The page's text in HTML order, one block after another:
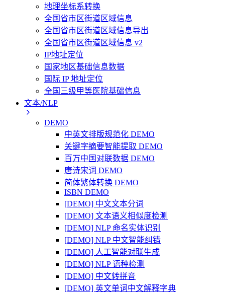
地理坐标系转换
全国省市区街道区域信息
全国省市区街道区域信息导出
全国省市区街道区域信息 v2
IP地址定位
国家地区基础信息数据
国际 IP 地址定位
全国三级甲等医院基础信息
文本/NLP
DEMO
中英文排版规范化 DEMO
关键字摘要智能提取 DEMO
百万中国对联数据 DEMO
唐诗宋词 DEMO
简体繁体转换 DEMO
ISBN DEMO
[DEMO] 中文文本分词
[DEMO] 文本语义相似度检测
[DEMO] NLP 命名实体识别
[DEMO] NLP 中文智能纠错
[DEMO] 人工智能对联生成
[DEMO] NLP 语种检测
[DEMO] 中文转拼音
[DEMO] 英文单词中文解释字典